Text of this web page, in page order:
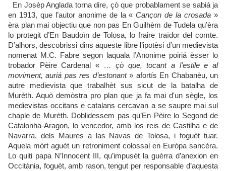
En Josèp Anglada torna dire, çò que probablament se sabiá ja
en 1913, que l’autor anonime de la «Cançon de la crosada»
èra plan mai objectiu que non pas En Guilhèm de Tudela qu’èra
lo protegit d’En Baudoïn de Tolosa, lo fraire traïdor del comte.
D’alhors, descobrissi dins aqueste libre l’ipotèsi d’un medievista
nomenat M.C. Fabre segon laquala l’Anonime poiriá èsser lo
trobador Pèire Cardenal « … çò que, tocant a l’estile e al
moviment, auriá pas res d’estonant» afortís En Chabanèu, un
autre medievista que trabalhèt sus sicut de la batalha de
Murèth. Aquò demòstra pro plan que ja fa mai d'un sègle, los
medievistas occitans e catalans cercavan a se saupre mai sul
chaple de Murèth. Doblidessem pas qu’En Pèire lo Segond de
Catalonha-Aragon, lo vencedor, amb los reis de Castilha e de
Navarra, dels Maures a las Navas de Tolosa, i foguèt tuar.
Aquela mòrt aguèt un retroniment colossal en Euròpa sancèra.
Lo quiti papa N’Innocent III, qu’impusèt la guèrra d’anexion en
Occitània, foguèt, amb rason, tengut per responsable d’aquesta